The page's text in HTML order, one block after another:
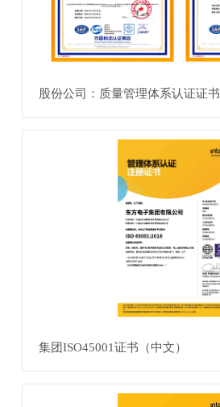
股份公司：质量管理体系认证证书
集团ISO45001证书（中文）